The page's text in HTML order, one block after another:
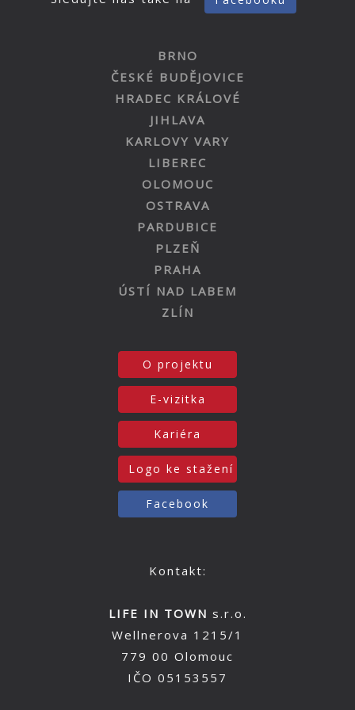
BRNO
ČESKÉ BUDĚJOVICE
HRADEC KRÁLOVÉ
JIHLAVA
KARLOVY VARY
LIBEREC
OLOMOUC
OSTRAVA
PARDUBICE
PLZEŇ
PRAHA
ÚSTÍ NAD LABEM
ZLÍN
O projektu
E-vizitka
Kariéra
Logo ke stažení
Facebook
Kontakt:
LIFE IN TOWN s.r.o.
Wellnerova 1215/1
779 00 Olomouc
IČO 05153557